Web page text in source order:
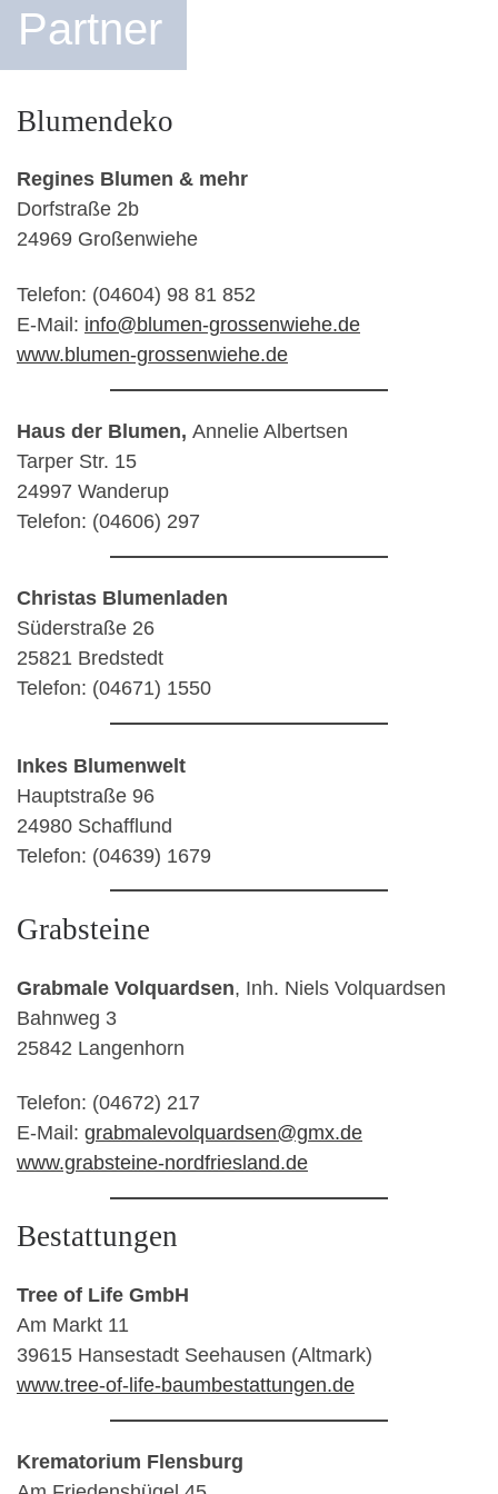
Partner
Blumendeko
Regines Blumen & mehr
Dorfstraße 2b
24969 Großenwiehe
Telefon: (04604) 98 81 852
E-Mail: info@blumen-grossenwiehe.de
www.blumen-grossenwiehe.de
Haus der Blumen, Annelie Albertsen
Tarper Str. 15
24997 Wanderup
Telefon: (04606) 297
Christas Blumenladen
Süderstraße 26
25821 Bredstedt
Telefon: (04671) 1550
Inkes Blumenwelt
Hauptstraße 96
24980 Schafflund
Telefon: (04639) 1679
Grabsteine
Grabmale Volquardsen, Inh. Niels Volquardsen
Bahnweg 3
25842 Langenhorn
Telefon: (04672) 217
E-Mail: grabmalevolquardsen@gmx.de
www.grabsteine-nordfriesland.de
Bestattungen
Tree of Life GmbH
Am Markt 11
39615 Hansestadt Seehausen (Altmark)
www.tree-of-life-baumbestattungen.de
Krematorium Flensburg